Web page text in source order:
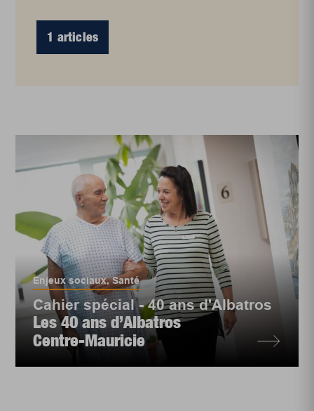
1 articles
Enjeux sociaux,Santé
Cahier spécial - 40 ans d'Albatros
Les 40 ans d’Albatros
Centre-Mauricie